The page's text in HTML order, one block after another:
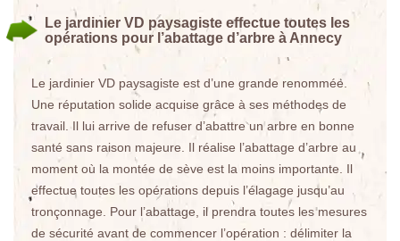
Le jardinier VD paysagiste effectue toutes les
opérations pour l’abattage d’arbre à Annecy
Le jardinier VD paysagiste est d’une grande renommée.
Une réputation solide acquise grâce à ses méthodes de
travail. Il lui arrive de refuser d’abattre un arbre en bonne
santé sans raison majeure. Il réalise l’abattage d’arbre au
moment où la montée de sève est la moins importante. Il
effectue toutes les opérations depuis l’élagage jusqu’au
tronçonnage. Pour l’abattage, il prendra toutes les mesures
de sécurité avant de commencer l’opération : délimiter la